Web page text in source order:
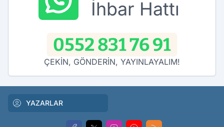
İhbar Hattı
0552 831 76 91
ÇEKİN, GÖNDERİN, YAYINLAYALIM!
YAZARLAR